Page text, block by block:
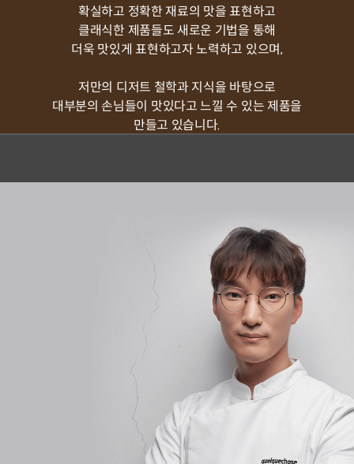
확실하고 정확한 재료의 맛을 표현하고
클래식한 제품들도 새로운 기법을 통해
더욱 맛있게 표현하고자 노력하고 있으며,
저만의 디저트 철학과 지식을 바탕으로
대부분의 손님들이 맛있다고 느낄 수 있는 제품을
만들고 있습니다.
현) quelquechose 오너 파티쉐
현) 발로나 써클V 엠버서더 (21’ ~)